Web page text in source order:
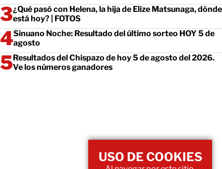
¿Qué pasó con Helena, la hija de Elize Matsunaga, dónde
está hoy? | FOTOS
Sinuano Noche: Resultado del último sorteo HOY 5 de
agosto
Resultados del Chispazo de hoy 5 de agosto del 2026.
Ve los números ganadores
USO DE COOKIES